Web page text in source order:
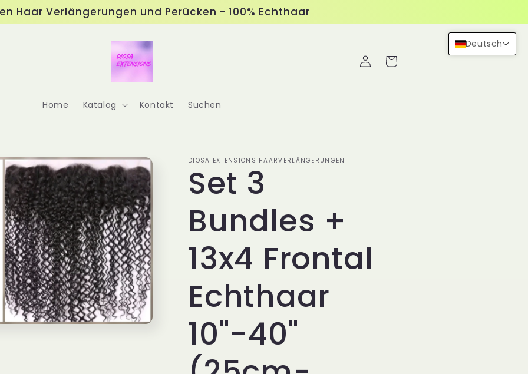
Haar Verlängerungen und Perücken - 100% Echthaar
Home Katalog Kontakt Suchen
EinloggenWarenkorb
DIOSA EXTENSIONS HAARVERLÄNGERUNGEN
Set 3
Bundles +
13x4 Frontal
Echthaar
10"-40"
Deutsch